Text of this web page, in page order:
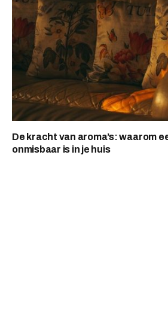
De kracht van aroma’s: waarom
onmisbaar is in je huis